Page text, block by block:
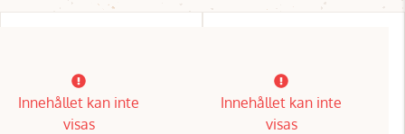
Innehållet kan inte
visas
Innehållet kan inte
visas